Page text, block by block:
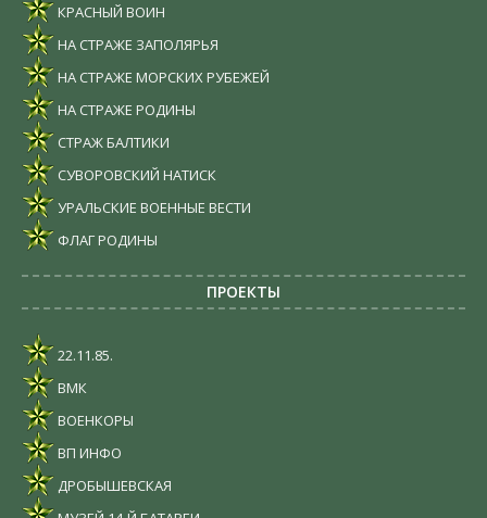
КРАСНЫЙ ВОИН
НА СТРАЖЕ ЗАПОЛЯРЬЯ
НА СТРАЖЕ МОРСКИХ РУБЕЖЕЙ
НА СТРАЖЕ РОДИНЫ
СТРАЖ БАЛТИКИ
СУВОРОВСКИЙ НАТИСК
УРАЛЬСКИЕ ВОЕННЫЕ ВЕСТИ
ФЛАГ РОДИНЫ
ПРОЕКТЫ
22.11.85.
ВМК
ВОЕНКОРЫ
ВП ИНФО
ДРОБЫШЕВСКАЯ